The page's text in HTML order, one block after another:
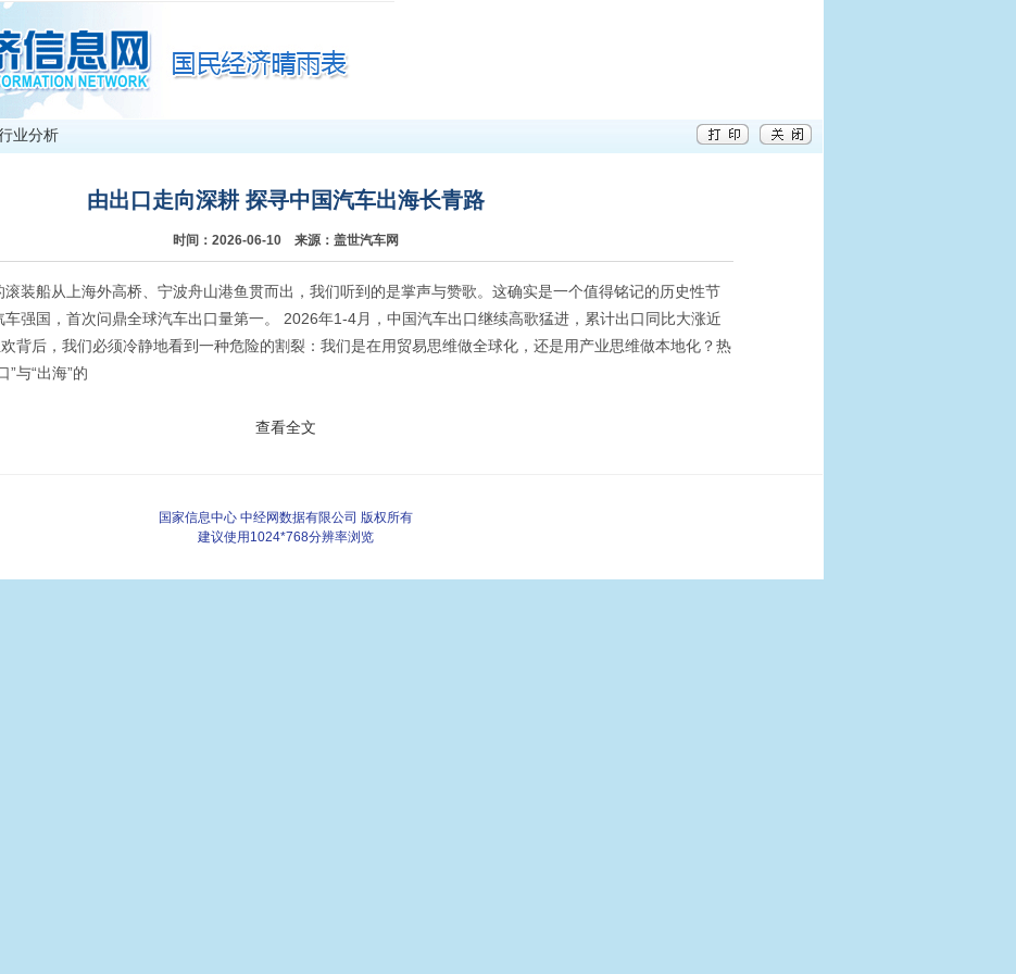
业分析
由出口走向深耕 探寻中国汽车出海长青路
时间：2026-06-10 来源：盖世汽车网
装船从上海外高桥、宁波舟山港鱼贯而出，我们听到的是掌声与赞歌。这确实是一个值得铭记的历史性节
强国，首次问鼎全球汽车出口量第一。 2026年1-4月，中国汽车出口继续高歌猛进，累计出口同比大涨近
背后，我们必须冷静地看到一种危险的割裂：我们是在用贸易思维做全球化，还是用产业思维做本地化？热
”与“出海”的
查看全文
国家信息中心 中经网数据有限公司 版权所有
建议使用1024*768分辨率浏览